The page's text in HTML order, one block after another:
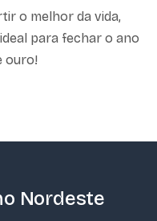
o melhor da vida,
para fechar o ano
ouro!
Nordeste